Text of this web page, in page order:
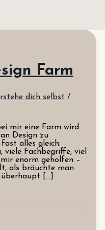
Farm
dich selbst /
mir eine Farm wird
Design zu
alles gleich:
Fachbegriffe, viel
enorm geholfen –
als bräuchte man
[…]